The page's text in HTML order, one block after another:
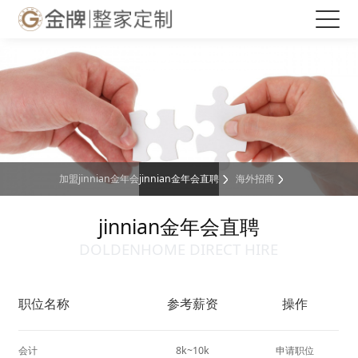
加盟jinnian金年会jinnian金年会直聘 海外招商
jinnian金年会直聘
职位名称 参考薪资 操作
会计 8k~10k 申请职位